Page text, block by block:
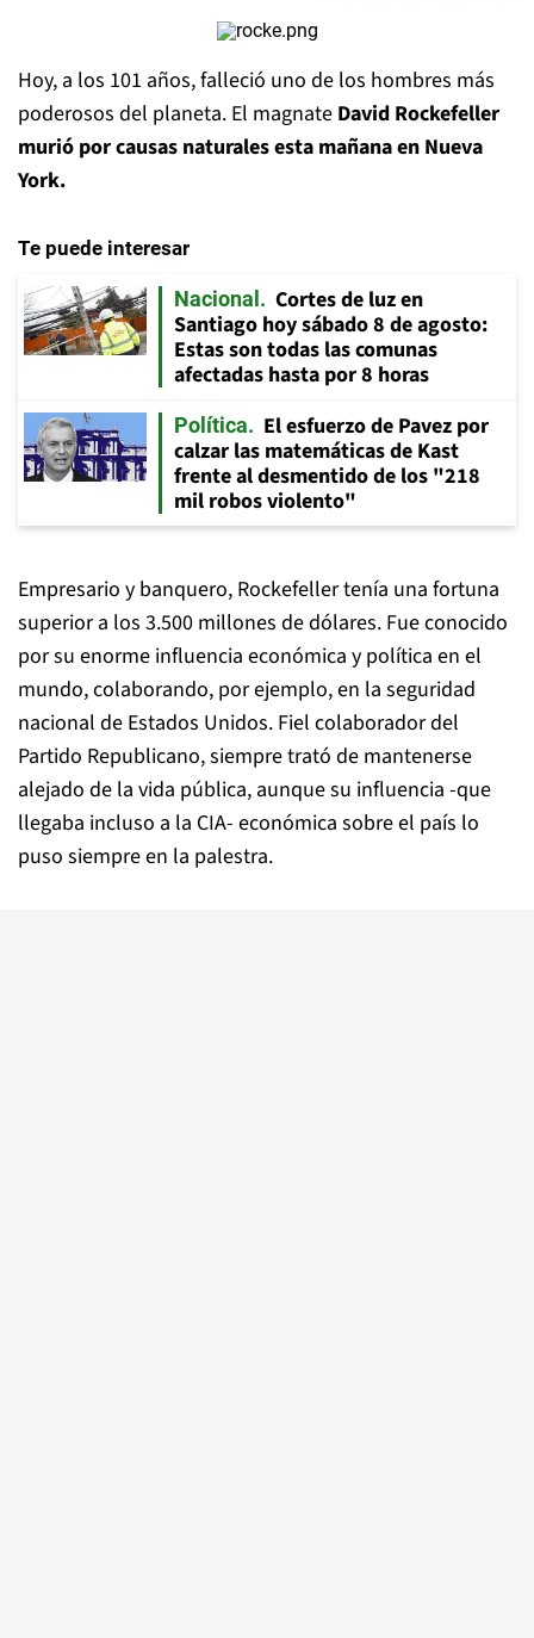
Hoy, a los 101 años, falleció uno de los hombres más
poderosos del planeta. El magnate David Rockefeller
murió por causas naturales esta mañana en Nueva
York.
Te puede interesar
Nacional
Cortes de luz en
Santiago hoy sábado 8 de agosto:
Estas son todas las comunas
afectadas hasta por 8 horas
Política
El esfuerzo de Pavez por
calzar las matemáticas de Kast
frente al desmentido de los "218
mil robos violento"
Empresario y banquero, Rockefeller tenía una fortuna
superior a los 3.500 millones de dólares. Fue conocido
por su enorme influencia económica y política en el
mundo, colaborando, por ejemplo, en la seguridad
nacional de Estados Unidos. Fiel colaborador del
Partido Republicano, siempre trató de mantenerse
alejado de la vida pública, aunque su influencia -que
llegaba incluso a la CIA- económica sobre el país lo
puso siempre en la palestra.